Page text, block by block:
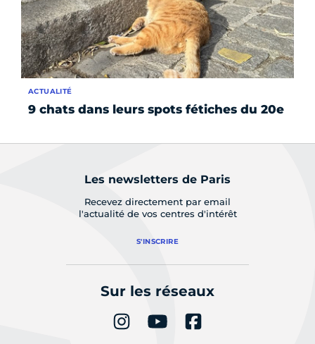
9 chats dans leurs spots fétiches du 20e
ACTUALITÉ
Les newsletters de Paris
Recevez directement par email
l'actualité de vos centres d'intérêt
S'INSCRIRE
Sur les réseaux